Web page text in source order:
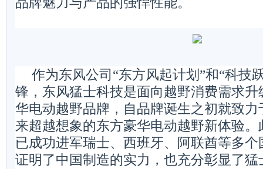
作为东风公司“东方风起计划”和“科技
锋，东风猛士科技是面向越野消费需求
华电动越野品牌，自品牌诞生之初就致
来超越想象的东方豪华电动越野新体验。
已成功进军瑞士、西班牙、阿联酋等多
证明了中国制造的实力，也充分彰显了